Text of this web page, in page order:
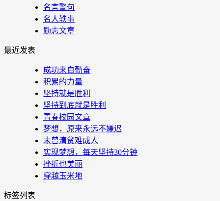
名言警句
名人轶事
励志文章
最近发表
成功来自勤奋
积累的力量
坚持就是胜利
坚持到底就是胜利
青春校园文章
梦想，原来永远不嫌迟
未曾清贫难成人
实现梦想，每天坚持30分钟
挫折也美丽
穿越玉米地
标签列表